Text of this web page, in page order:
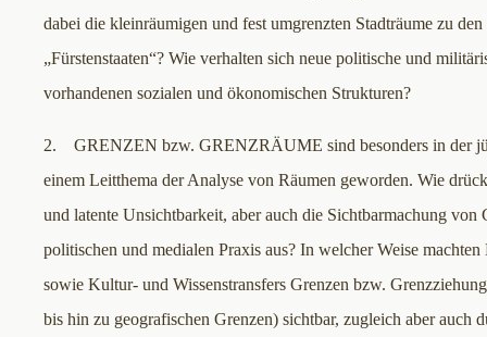
dabei die kleinräumigen und fest umgrenzten Stadträume zu
„Fürstenstaaten“? Wie verhalten sich neue politische und
vorhandenen sozialen und ökonomischen Strukturen?
2. GRENZEN bzw. GRENZRÄUME sind besonders in der
einem Leitthema der Analyse von Räumen geworden. Wie
und latente Unsichtbarkeit, aber auch die Sichtbarmachung von
politischen und medialen Praxis aus? In welcher Weise
sowie Kultur- und Wissenstransfers Grenzen bzw.
bis hin zu geografischen Grenzen) sichtbar, zugleich aber auch